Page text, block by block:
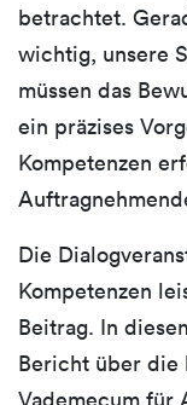
betrachtet.
wichtig, unsere
müssen das
ein präzises
Kompetenzen
Die
Kompetenzen
Beitrag. In
Bericht über die
Vademecum für